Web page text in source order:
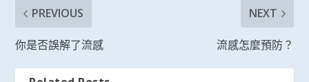
PREVIOUS
你是否誤解了流感
NEXT
流感怎麼預防？